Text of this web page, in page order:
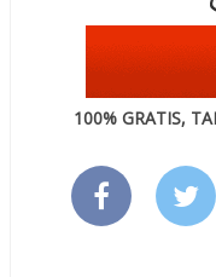
100% GRATIS,